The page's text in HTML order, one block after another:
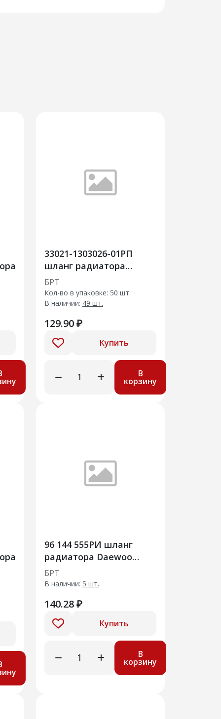
33021-1303026-01РП
шланг радиатора
отводящий
БРТ
Кол-во в упаковке: 50 шт.
В наличии: 49 шт.
129.90 ₽
Купить
В
корзину
96 144 555РИ шланг
радиатора Daewoo
Nexia
БРТ
В наличии: 5 шт.
140.28 ₽
Купить
В
корзину